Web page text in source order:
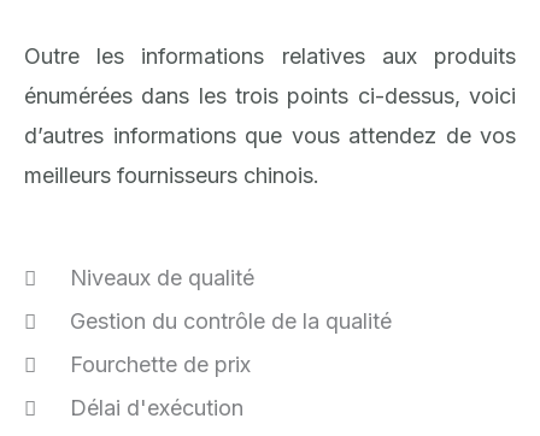
Outre les informations relatives aux produits
énumérées dans les trois points ci-dessus, voici
d’autres informations que vous attendez de vos
meilleurs fournisseurs chinois.
Niveaux de qualité
Gestion du contrôle de la qualité
Fourchette de prix
Délai d'exécution